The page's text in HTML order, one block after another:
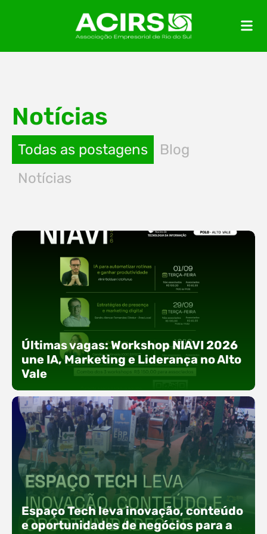
Notícias
Todas as postagens
Blog
Notícias
Últimas vagas: Workshop NIAVI 2026
une IA, Marketing e Liderança no Alto
Vale
Com o objetivo de impulsionar a produtividade, a
presença digital e a gestão nas empresas do
Alto Vale, o Núcleo de Tecnologia da Informação
(NIAVI), Polo ACATE-ACIRS, realiza a edição
Espaço Tech leva inovação, conteúdo
e oportunidades de negócios para a